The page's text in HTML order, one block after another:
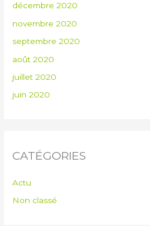
décembre 2020
novembre 2020
septembre 2020
août 2020
juillet 2020
juin 2020
CATÉGORIES
Actu
Non classé